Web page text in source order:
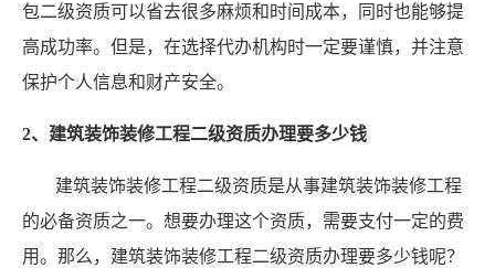
包二级资质可以省去很多麻烦和时间成本，同时也能够提
高成功率。但是，在选择代办机构时一定要谨慎，并注意
保护个人信息和财产安全。
2、建筑装饰装修工程二级资质办理要多少钱
建筑装饰装修工程二级资质是从事建筑装饰装修工程
的必备资质之一。想要办理这个资质，需要支付一定的费
用。那么，建筑装饰装修工程二级资质办理要多少钱呢？